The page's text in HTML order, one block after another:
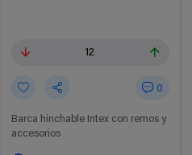
12
0
Barca hinchable Intex con remos y
accesorios